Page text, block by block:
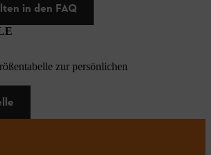
in den FAQ
zur persönlichen